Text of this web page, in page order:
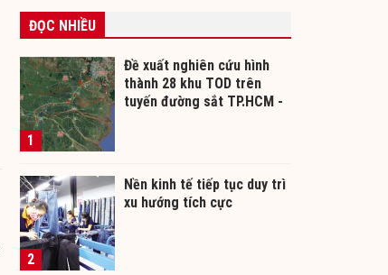
ĐỌC NHIỀU
1
Đề xuất nghiên cứu hình
thành 28 khu TOD trên
tuyến đường sắt TP.HCM -
2
Nền kinh tế tiếp tục duy trì
xu hướng tích cực